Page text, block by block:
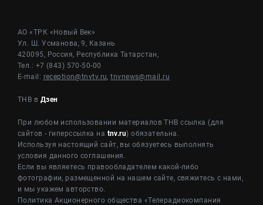
АО «ТРК «Новый Век»
Ул. Ш. Усманова, 9, Казань
420095, Россия, Республика Татарстан,
Тел.: +7 (843) 570-50-00
E-mail: reception@tnvtv.ru,tnvnews@mail.ru
ТНВ в Дзен
При любом использовании материалов ТНВ ссылка (для
сайтов - гиперссылка на tnv.ru) обязательна.
Используя настоящий сайт, вы обязуетесь выполнять
условия данного соглашения.
Если вы являетесь правообладателем какой-либо
фотографии, размещенной на нашем сайте, свяжитесь с нами,
и мы укажем авторство.
Политика Акционерного общества «Телерадиокомпания